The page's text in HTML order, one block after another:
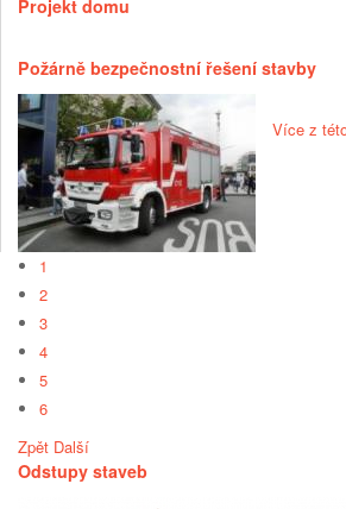
Projekt domu
Požárně bezpečnostní řešení stavby
Více z
1
2
3
4
5
6
Zpět Další
Odstupy staveb